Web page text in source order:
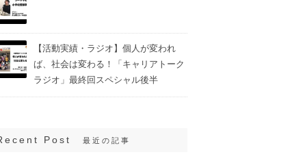
【活動実績・ラジオ】個人が変われ
ば、社会は変わる！「キャリアトーク
ラジオ」最終回スペシャル後半
Post 最近の記事